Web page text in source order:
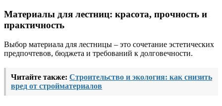
Материалы для лестниц: красота, прочность и
практичность
Выбор материала для лестницы – это сочетание эстетических
предпочтевов, бюджета и требований к долговечности.
Читайте также: Строительство и экология: как снизить
вред от стройматериалов